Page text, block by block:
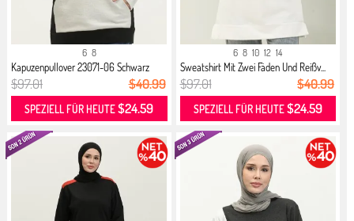
6 8
Kapuzenpullover 23071-06 Schwarz
Ecru
$97.01 $40.99
SPEZIELL FÜR HEUTE$24.59
6 8 10 12 14
Sweatshirt Mit Zwei Fäden Und Reißv...
$97.01 $40.99
SPEZIELL FÜR HEUTE$24.59